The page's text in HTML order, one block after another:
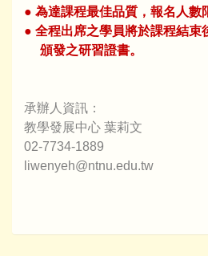
● 為達課程最佳品質，報名人數
● 全程出席之學員將於課程結束
頒發之研習證書。
承辦人資訊：
教學發展中心 葉莉文
02-7734-1889
liwenyeh@ntnu.edu.tw